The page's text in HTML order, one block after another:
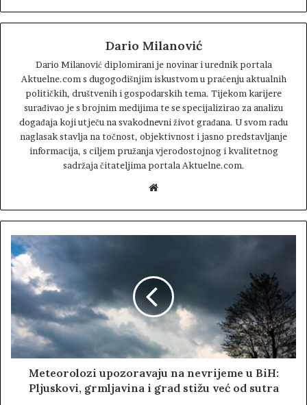
Dario Milanović
Dario Milanović diplomirani je novinar i urednik portala
Aktuelne.com s dugogodišnjim iskustvom u praćenju aktualnih
političkih, društvenih i gospodarskih tema. Tijekom karijere
surađivao je s brojnim medijima te se specijalizirao za analizu
događaja koji utječu na svakodnevni život građana. U svom radu
naglasak stavlja na točnost, objektivnost i jasno predstavljanje
informacija, s ciljem pružanja vjerodostojnog i kvalitetnog
sadržaja čitateljima portala Aktuelne.com.
b
s
Meteorolozi upozoravaju na nevrijeme u BiH:
Pljuskovi, grmljavina i grad stižu već od sutra